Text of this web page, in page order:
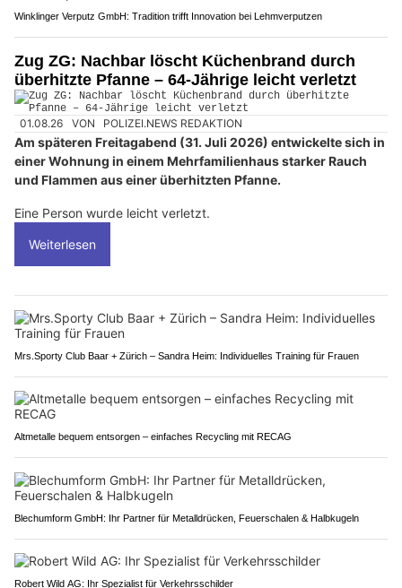
Winklinger Verputz GmbH: Tradition trifft Innovation bei Lehmverputzen
Zug ZG: Nachbar löscht Küchenbrand durch
überhitzte Pfanne – 64-Jährige leicht verletzt
01.08.26 VON POLIZEI.NEWS REDAKTION
Am späteren Freitagabend (31. Juli 2026) entwickelte sich in
einer Wohnung in einem Mehrfamilienhaus starker Rauch
und Flammen aus einer überhitzten Pfanne.
Eine Person wurde leicht verletzt.
Weiterlesen
Mrs.Sporty Club Baar + Zürich – Sandra Heim: Individuelles Training für Frauen
Altmetalle bequem entsorgen – einfaches Recycling mit RECAG
Blechumform GmbH: Ihr Partner für Metalldrücken, Feuerschalen & Halbkugeln
Robert Wild AG: Ihr Spezialist für Verkehrsschilder